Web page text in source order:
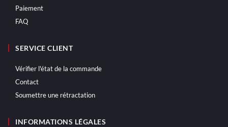
Paiement
FAQ
SERVICE CLIENT
Vérifier l'état de la commande
Contact
Soumettre une rétractation
INFORMATIONS LÉGALES